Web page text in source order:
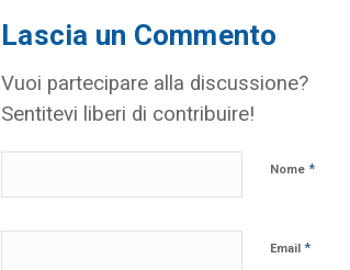
Lascia un Commento
Vuoi partecipare alla discussione?
Sentitevi liberi di contribuire!
Nome *
Email *